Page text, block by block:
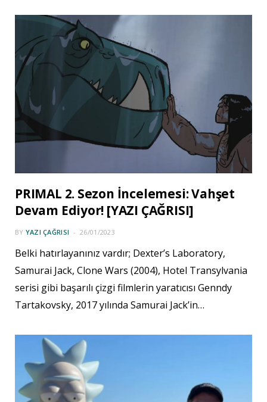
PRIMAL 2. Sezon İncelemesi: Vahşet
Devam Ediyor! [YAZI ÇAĞRISI]
BY YAZI ÇAĞRISI 26/01/2023
Belki hatırlayanınız vardır; Dexter’s Laboratory,
Samurai Jack, Clone Wars (2004), Hotel Transylvania
serisi gibi başarılı çizgi filmlerin yaratıcısı Genndy
Tartakovsky, 2017 yılında Samurai Jack’in…